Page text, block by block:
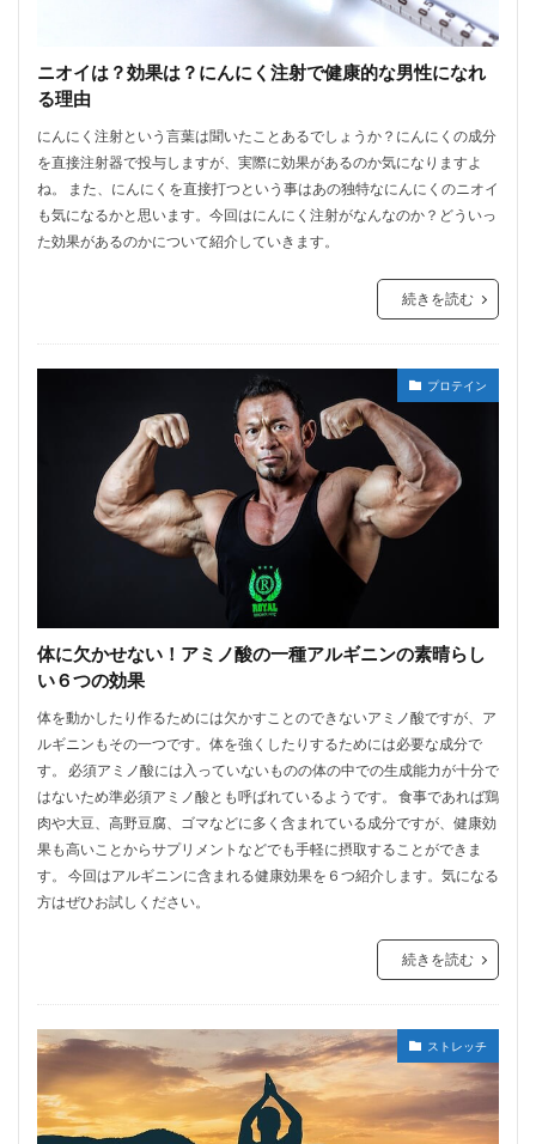
ニオイは？効果は？にんにく注射で健康的な男性になれ
る理由
にんにく注射という言葉は聞いたことあるでしょうか？にんにくの成分
を直接注射器で投与しますが、実際に効果があるのか気になりますよ
ね。 また、にんにくを直接打つという事はあの独特なにんにくのニオイ
も気になるかと思います。今回はにんにく注射がなんなのか？どういっ
た効果があるのかについて紹介していきます。
続きを読む
プロテイン
体に欠かせない！アミノ酸の一種アルギニンの素晴らし
い６つの効果
体を動かしたり作るためには欠かすことのできないアミノ酸ですが、ア
ルギニンもその一つです。体を強くしたりするためには必要な成分で
す。 必須アミノ酸には入っていないものの体の中での生成能力が十分で
はないため準必須アミノ酸とも呼ばれているようです。 食事であれば鶏
肉や大豆、高野豆腐、ゴマなどに多く含まれている成分ですが、健康効
果も高いことからサプリメントなどでも手軽に摂取することができま
す。 今回はアルギニンに含まれる健康効果を６つ紹介します。気になる
方はぜひお試しください。
続きを読む
ストレッチ